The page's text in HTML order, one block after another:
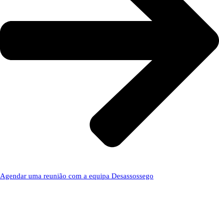
Agendar uma reunião com a equipa Desassossego